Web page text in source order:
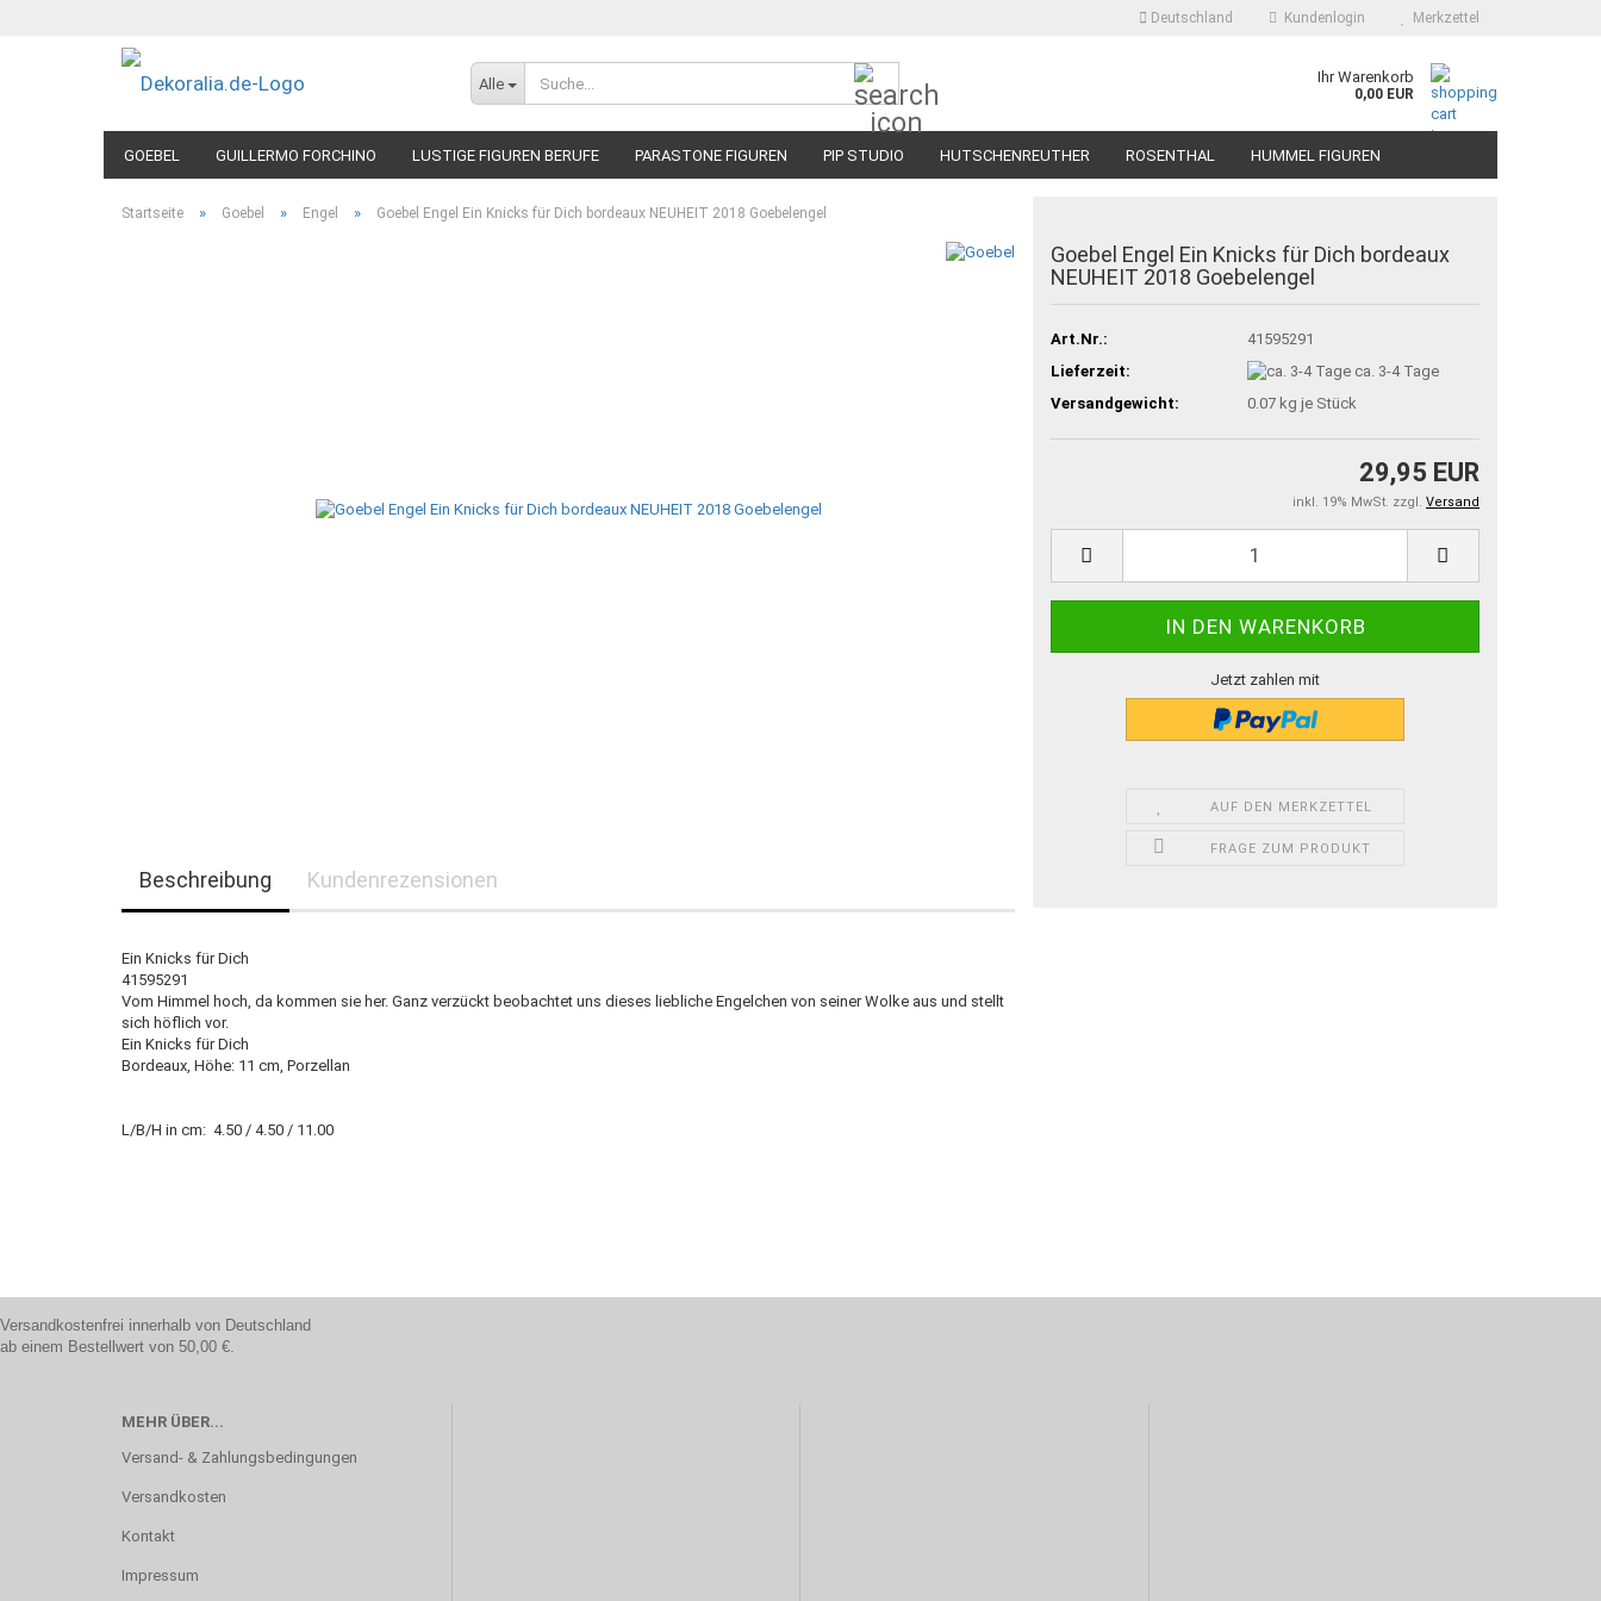
Deutschland Kundenlogin Merkzettel
Alle Ihr Warenkorb
0,00 EUR
GOEBEL GUILLERMO FORCHINO LUSTIGE FIGUREN BERUFE PARASTONE FIGUREN PIP STUDIO HUTSCHENREUTHER ROSENTHAL HUMMEL FIGUREN
Startseite » Goebel » Engel » Goebel Engel Ein Knicks für Dich bordeaux NEUHEIT 2018 Goebelengel
Goebel Engel Ein Knicks für Dich bordeaux
NEUHEIT 2018 Goebelengel
Art.Nr.:
41595291
Lieferzeit:
ca. 3-4 Tage
Versandgewicht:
0.07 kg je Stück
29,95 EUR
inkl. 19% MwSt. zzgl. Versand
Jetzt zahlen mit
AUF DEN MERKZETTEL
FRAGE ZUM PRODUKT
Beschreibung Kundenrezensionen
Ein Knicks für Dich
41595291
Vom Himmel hoch, da kommen sie her. Ganz verzückt beobachtet uns dieses liebliche Engelchen von seiner Wolke aus und stellt
sich höflich vor.
Ein Knicks für Dich
Bordeaux, Höhe: 11 cm, Porzellan
L/B/H in cm: 4.50 / 4.50 / 11.00
Versandkostenfrei innerhalb von Deutschland
ab einem Bestellwert von 50,00 €.
MEHR ÜBER...
Versand- & Zahlungsbedingungen
Versandkosten
Kontakt
Impressum